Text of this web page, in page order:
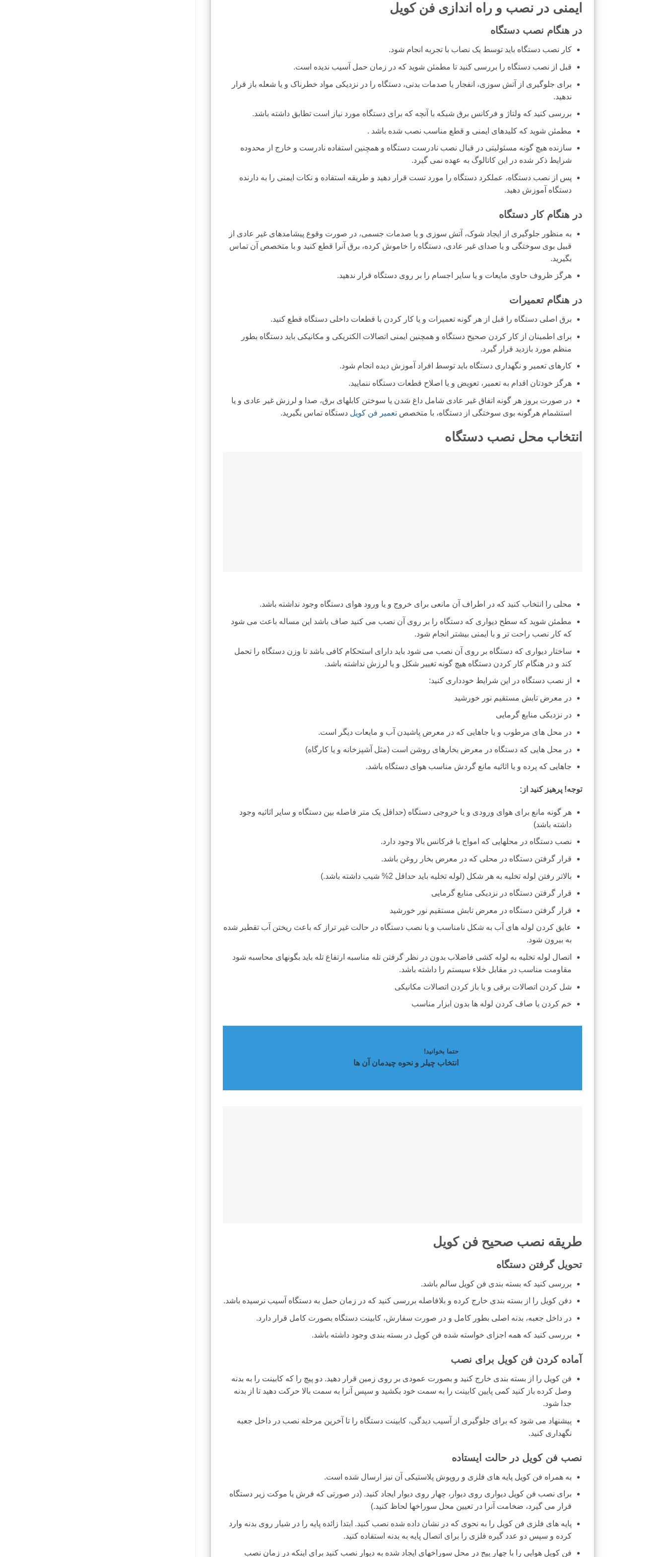
ایمنی در نصب و راه اندازی فن کویل
در هنگام نصب دستگاه
کار نصب دستگاه باید توسط یک نصاب با تجربه انجام شود.
قبل از نصب دستگاه را بررسی کنید تا مطمئن شوید که در زمان حمل آسیب ندیده است.
برای جلوگیری از آتش سوزی، انفجار یا صدمات بدنی، دستگاه را در نزدیکی مواد خطرناک و یا شعله باز قرار
ندهید.
بررسی کنید که ولتاژ و فرکانس برق شبکه با آنچه که برای دستگاه مورد نیاز است تطابق داشته باشد.
مطمئن شوید که کلیدهای ایمنی و قطع مناسب نصب شده باشد .
سازنده هیچ گونه مسئولیتی در قبال نصب نادرست دستگاه و همچنین استفاده نادرست و خارج از محدوده
شرایط ذکر شده در این کاتالوگ به عهده نمی گیرد.
پس از نصب دستگاه، عملکرد دستگاه را مورد تست قرار دهید و طریقه استفاده و نکات ایمنی را به دارنده
دستگاه آموزش دهید.
در هنگام کار دستگاه
به منظور جلوگیری از ایجاد شوک، آتش سوزی و یا صدمات جسمی، در صورت وقوع پیشامدهای غیر عادی از
قبیل بوی سوختگی و یا صدای غیر عادی، دستگاه را خاموش کرده، برق آنرا قطع کنید و با متخصص آن تماس
بگیرید.
هرگز ظروف حاوی مایعات و یا سایر اجسام را بر روی دستگاه قرار ندهید.
در هنگام تعمیرات
برق اصلی دستگاه را قبل از هر گونه تعمیرات و یا کار کردن با قطعات داخلی دستگاه قطع کنید.
برای اطمینان از کار کردن صحیح دستگاه و همچنین ایمنی اتصالات الکتریکی و مکانیکی باید دستگاه بطور
منظم مورد بازدید قرار گیرد.
کارهای تعمیر و نگهداری دستگاه باید توسط افراد آموزش دیده انجام شود.
هرگز خودتان اقدام به تعمیر، تعویض و یا اصلاح قطعات دستگاه ننمایید.
در صورت بروز هر گونه اتفاق غیر عادی شامل داغ شدن یا سوختن کابلهای برق، صدا و لرزش غیر عادی و یا
استشمام هرگونه بوی سوختگی از دستگاه، با متخصص تعمیر فن کویل دستگاه تماس بگیرید.
انتخاب محل نصب دستگاه
محلی را انتخاب کنید که در اطراف آن مانعی برای خروج و یا ورود هوای دستگاه وجود نداشته باشد.
مطمئن شوید که سطح دیواری که دستگاه را بر روی آن نصب می کنید صاف باشد این مساله باعث می شود
که کار نصب راحت تر و با ایمنی بیشتر انجام شود.
ساختار دیواری که دستگاه بر روی آن نصب می شود باید دارای استحکام کافی باشد تا وزن دستگاه را تحمل
کند و در هنگام کار کردن دستگاه هیچ گونه تغییر شکل و یا لرزش نداشته باشد.
از نصب دستگاه در این شرایط خودداری کنید:
در معرض تابش مستقیم نور خورشید
در نزدیکی منابع گرمایی
در محل های مرطوب و یا جاهایی که در معرض پاشیدن آب و مایعات دیگر است.
در محل هایی که دستگاه در معرض بخارهای روشن است (مثل آشپزخانه و یا کارگاه)
جاهایی که پرده و یا اثاثیه مانع گردش مناسب هوای دستگاه باشد.
توجه! پرهیز کنید از:
هر گونه مانع برای هوای ورودی و یا خروجی دستگاه (حداقل یک متر فاصله بین دستگاه و سایر اثاثیه وجود
داشته باشد)
نصب دستگاه در محلهایی که امواج با فرکانس بالا وجود دارد.
قرار گرفتن دستگاه در محلی که در معرض بخار روغن باشد.
بالاتر رفتن لوله تخلیه به هر شكل (لوله تخلیه باید حداقل 2% شیب داشته باشد.)
قرار گرفتن دستگاه در نزدیکی منابع گرمایی
قرار گرفتن دستگاه در معرض تابش مستقیم نور خورشید
عایق کردن لوله های آب به شکل نامناسب و یا نصب دستگاه در حالت غیر تراز که باعث ریختن آب تقطیر شده
به بیرون شود.
اتصال لوله تخليه به لوله کشی فاضلاب بدون در نظر گرفتن تله مناسبه ارتفاع تله باید بگونهای محاسبه شود
مقاومت مناسب در مقابل خلاء سیستم را داشته باشد.
شل کردن اتصالات برقی و یا باز کردن اتصالات مکانیکی
خم کردن یا صاف کردن لوله ها بدون ابزار مناسب
حتما بخوانید!
انتخاب چیلر و نحوه چیدمان آن ها
طریقه نصب صحیح فن کویل
تحویل گرفتن دستگاه
بررسی کنید که بسته بندی فن کویل سالم باشد.
دفن کویل را از بسته بندی خارج کرده و بلافاصله بررسی کنید که در زمان حمل به دستگاه آسيب نرسیده باشد.
در داخل جعبه، بدنه اصلی بطور کامل و در صورت سفارش، کابینت دستگاه بصورت کامل قرار دارد.
بررسی کنید که همه اجزای خواسته شده فن کویل در بسته بندی وجود داشته باشد.
آماده کردن فن کویل برای نصب
فن کویل را از بسته بندی خارج کنید و بصورت عمودی بر روی زمین قرار دهید. دو پیچ را که کابینت را به بدنه
وصل کرده باز کنید کمی پایین کابینت را به سمت خود بکشید و سپس آنرا به سمت بالا حرکت دهید تا از بدنه
جدا شود.
پیشنهاد می شود که برای جلوگیری از آسیب دیدگی، کابینت دستگاه را تا آخرین مرحله نصب در داخل جعبه
نگهداری کنید.
نصب فن کویل در حالت ایستاده
به همراه فن کویل پایه های فلزی و روپوش پلاستیکی آن نیز ارسال شده است.
برای نصب فن کویل دیواری روی دیوار، چهار روی دیوار ایجاد کنید. (در صورتی که فرش یا موکت زیر دستگاه
قرار می گیرد، ضخامت آنرا در تعیین محل سوراخها لحاظ کنید.)
پایه های فلزی فن کویل را به نحوی که در نشان داده شده نصب کنید. ابتدا زائده پایه را در شیار روی بدنه وارد
کرده و سپس دو عدد گیره فلزی را برای اتصال پایه به بدنه استفاده کنید.
فن کویل هوایی را با چهار پیج در محل سوراخهای ایجاد شده به دیوار نصب کنید برای اینکه در زمان نصب